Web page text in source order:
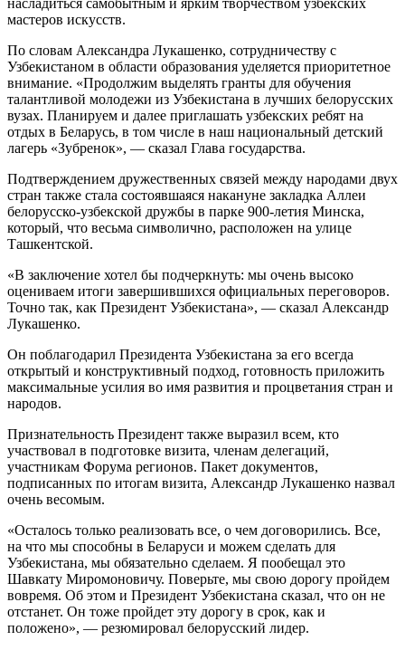
насладиться самобытным и ярким творчеством узбекских
мастеров искусств.
По словам Александра Лукашенко, сотрудничеству с
Узбекистаном в области образования уделяется приоритетное
внимание. «Продолжим выделять гранты для обучения
талантливой молодежи из Узбекистана в лучших белорусских
вузах. Планируем и далее приглашать узбекских ребят на
отдых в Беларусь, в том числе в наш национальный детский
лагерь «Зубренок», — сказал Глава государства.
Подтверждением дружественных связей между народами двух
стран также стала состоявшаяся накануне закладка Аллеи
белорусско-узбекской дружбы в парке 900-летия Минска,
который, что весьма символично, расположен на улице
Ташкентской.
«В заключение хотел бы подчеркнуть: мы очень высоко
оцениваем итоги завершившихся официальных переговоров.
Точно так, как Президент Узбекистана», — сказал Александр
Лукашенко.
Он поблагодарил Президента Узбекистана за его всегда
открытый и конструктивный подход, готовность приложить
максимальные усилия во имя развития и процветания стран и
народов.
Признательность Президент также выразил всем, кто
участвовал в подготовке визита, членам делегаций,
участникам Форума регионов. Пакет документов,
подписанных по итогам визита, Александр Лукашенко назвал
очень весомым.
«Осталось только реализовать все, о чем договорились. Все,
на что мы способны в Беларуси и можем сделать для
Узбекистана, мы обязательно сделаем. Я пообещал это
Шавкату Миромоновичу. Поверьте, мы свою дорогу пройдем
вовремя. Об этом и Президент Узбекистана сказал, что он не
отстанет. Он тоже пройдет эту дорогу в срок, как и
положено», — резюмировал белорусский лидер.